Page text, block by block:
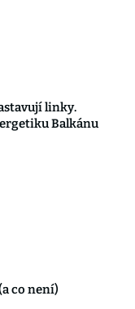
linky.
Balkánu
co není)